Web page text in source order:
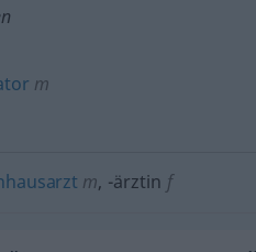
m
m, -ärztin f